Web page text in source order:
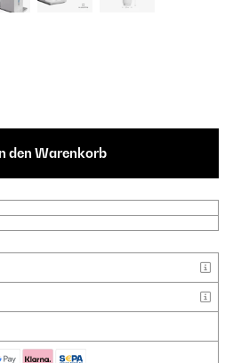
den Warenkorb